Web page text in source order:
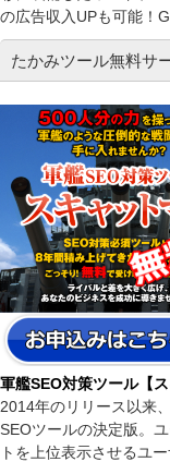
の広告収入UPも可能！
たかみツール無料サ
軍艦SEO対策ツール【ス
2014年のリリース以来
SEOツールの決定版。
トを上位表示させるユ